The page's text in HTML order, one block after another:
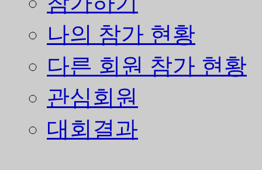
나의 참가 현황
다른 회원 참가 현황
관심회원
대회결과